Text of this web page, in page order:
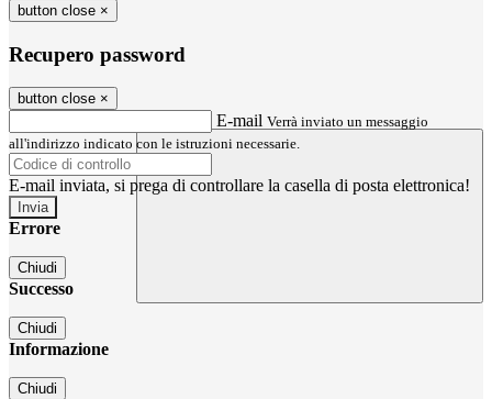
button close ×
Recupero password
button close ×
E-mail Verrà inviato un messaggio
all'indirizzo indicato con le istruzioni necessarie.
E-mail inviata, si prega di controllare la casella di posta elettronica!
Errore
Chiudi
Successo
Chiudi
Informazione
Chiudi